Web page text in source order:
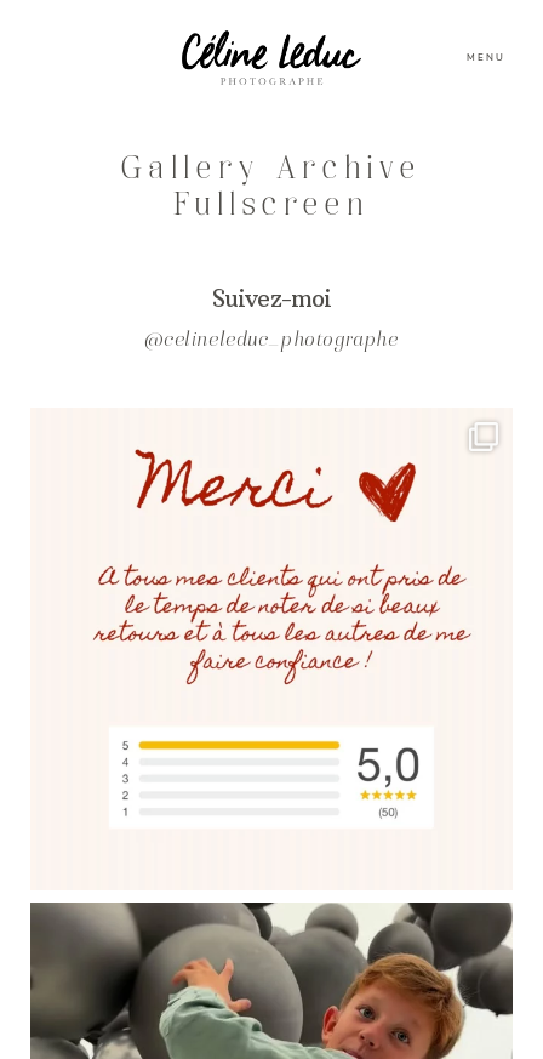
MENU
Gallery Archive
Fullscreen
Suivez-moi
@celineleduc_photographe